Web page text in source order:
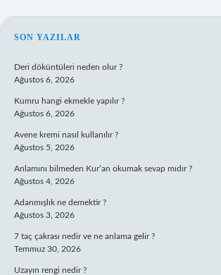
SIDEBAR
SON YAZILAR
Deri döküntüleri neden olur ?
Ağustos 6, 2026
Kumru hangi ekmekle yapılır ?
Ağustos 6, 2026
Avene kremi nasıl kullanılır ?
Ağustos 5, 2026
Anlamını bilmeden Kur’an okumak sevap mıdır ?
Ağustos 4, 2026
Adanmışlık ne demektir ?
Ağustos 3, 2026
7 taç çakrası nedir ve ne anlama gelir ?
Temmuz 30, 2026
Uzayın rengi nedir ?